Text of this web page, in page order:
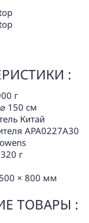
:
г
150 см
Китай
APA0227A30
г
× 800 мм
ТОВАРЫ :